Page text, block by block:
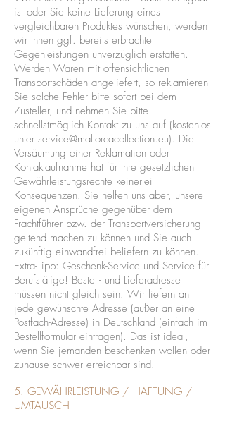
ist oder Sie keine Lieferung eines
vergleichbaren Produktes wünschen, werden
wir Ihnen ggf. bereits erbrachte
Gegenleistungen unverzüglich erstatten.
Werden Waren mit offensichtlichen
Transportschäden angeliefert, so reklamieren
Sie solche Fehler bitte sofort bei dem
Zusteller, und nehmen Sie bitte
schnellstmöglich Kontakt zu uns auf (kostenlos
unter service@mallorcacollection.eu). Die
Versäumung einer Reklamation oder
Kontaktaufnahme hat für Ihre gesetzlichen
Gewährleistungsrechte keinerlei
Konsequenzen. Sie helfen uns aber, unsere
eigenen Ansprüche gegenüber dem
Frachtführer bzw. der Transportversicherung
geltend machen zu können und Sie auch
zukünftig einwandfrei beliefern zu können.
Extra-Tipp: Geschenk-Service und Service für
Berufstätige! Bestell- und Lieferadresse
müssen nicht gleich sein. Wir liefern an
jede gewünschte Adresse (außer an eine
Postfach-Adresse) in Deutschland (einfach im
Bestellformular eintragen). Das ist ideal,
wenn Sie jemanden beschenken wollen oder
zuhause schwer erreichbar sind.
5. GEWÄHRLEISTUNG / HAFTUNG /
UMTAUSCH